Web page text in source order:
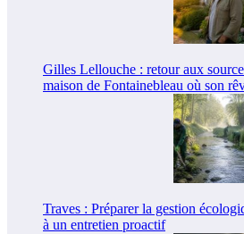
Gilles Lellouche : retour aux
maison de Fontainebleau où son
Traves : Préparer la gestion
à un entretien proactif